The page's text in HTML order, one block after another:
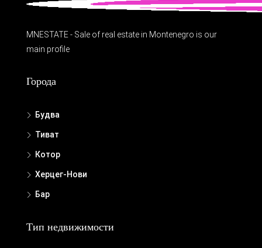
MNESTATE - Sale of real estate in Montenegro is our
main profile
Города
Будва
Тиват
Котор
Херцег-Нови
Бар
Тип недвижимости